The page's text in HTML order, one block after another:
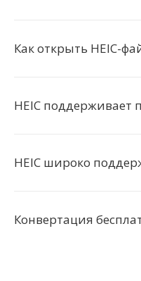
Как открыть HEIC-
HEIC поддерживает
HEIC широко
Конвертация